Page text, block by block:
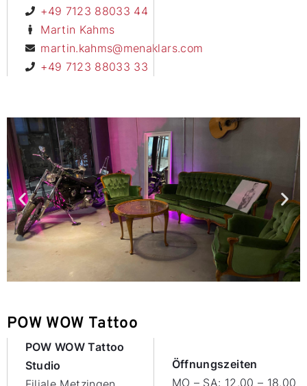
+49 7123 88033 44
Martin Kahms
martin.kahms@menaklars.com
+49 7123 88033 33
POW WOW Tattoo
POW WOW Tattoo
Studio
Öffnungszeiten
MO – SA: 12.00 – 18.00